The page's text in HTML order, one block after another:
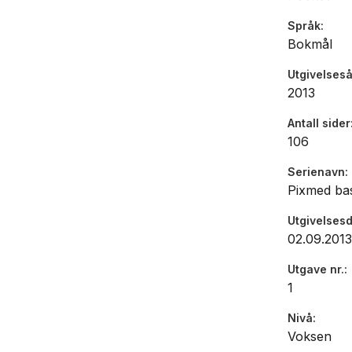
Språk
Bokmål
2013
Antall sider
106
Serienavn
Pixmed
02.09.2013
Utgave nr.
1
Nivå
Voksen